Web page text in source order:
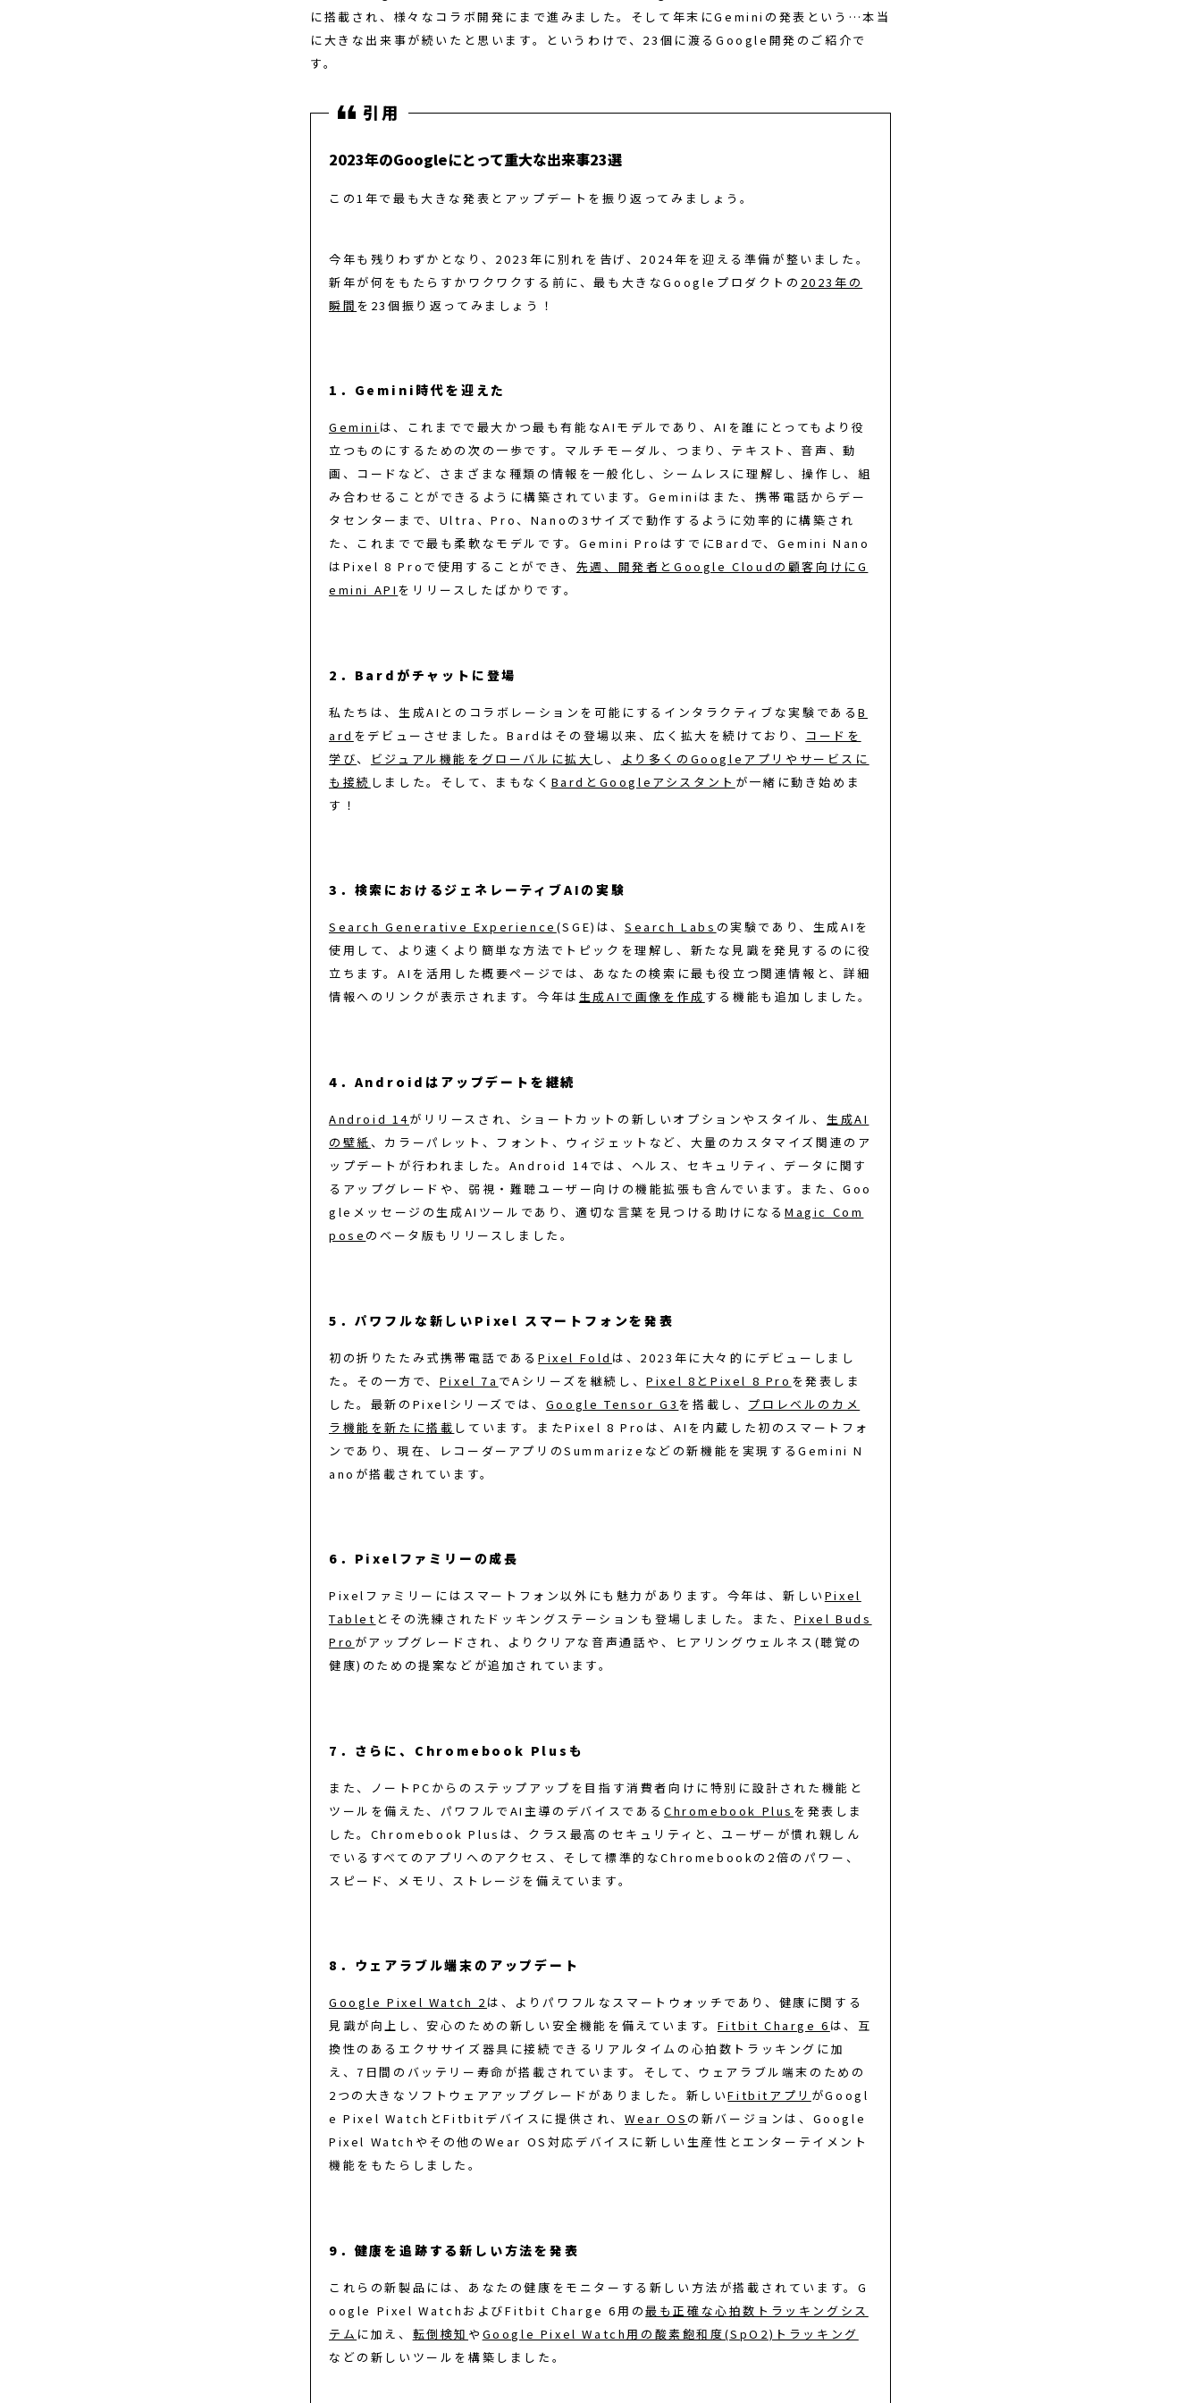
に搭載され、様々なコラボ開発にまで進みました。そして年末にGeminiの発表という…本当
に大きな出来事が続いたと思います。というわけで、23個に渡るGoogle開発のご紹介で
す。
2023年のGoogleにとって重大な出来事23選
この1年で最も大きな発表とアップデートを振り返ってみましょう。
今年も残りわずかとなり、2023年に別れを告げ、2024年を迎える準備が整いました。
新年が何をもたらすかワクワクする前に、最も大きなGoogleプロダクトの 2023年の
瞬間 を23個振り返ってみましょう！
1．Gemini時代を迎えた
Gemini は、これまでで最大かつ最も有能なAIモデルであり、AIを誰にとってもより役
立つものにするための次の一歩です。マルチモーダル、つまり、テキスト、音声、動
画、コードなど、さまざまな種類の情報を一般化し、シームレスに理解し、操作し、組
み合わせることができるように構築されています。Geminiはまた、携帯電話からデー
タセンターまで、Ultra、Pro、Nanoの3サイズで動作するように効率的に構築され
た、これまでで最も柔軟なモデルです。Gemini ProはすでにBardで、Gemini Nano
はPixel 8 Proで使用することができ、 先週、開発者とGoogle Cloudの顧客向けにG
emini API をリリースしたばかりです。
2．Bardがチャットに登場
私たちは、生成AIとのコラボレーションを可能にするインタラクティブな実験であるB
ard をデビューさせました。Bardはその登場以来、広く拡大を続けており、 コードを
学び、 ビジュアル機能をグローバルに拡大 し、
より多くのGoogleアプリやサービスに
も接続 しました。そして、まもなく BardとGoogleアシスタント が一緒に動き始めま
す！
3．検索におけるジェネレーティブAIの実験
Search Generative Experience (SGE)は、Search Labs の実験であり、生成AIを
使用して、より速くより簡単な方法でトピックを理解し、新たな見識を発見するのに役
立ちます。AIを活用した概要ページでは、あなたの検索に最も役立つ関連情報と、詳細
情報へのリンクが表示されます。今年は 生成AIで画像を作成 する機能も追加しました。
4．Androidはアップデートを継続
Android 14がリリースされ、ショートカットの新しいオプションやスタイル、生成AI
の壁紙 、カラーパレット、フォント、ウィジェットなど、大量のカスタマイズ関連のア
ップデートが行われました。Android 14では、ヘルス、セキュリティ、データに関す
るアップグレードや、弱視・難聴ユーザー向けの機能拡張も含んでいます。また、Goo
gleメッセージの生成AIツールであり、適切な言葉を見つける助けになるMagic Com
pose のベータ版もリリースしました。
5．パワフルな新しいPixel スマートフォンを発表
初の折りたたみ式携帯電話であるPixel Fold は、2023年に大々的にデビューしまし
た。その一方で、 Pixel 7a でAシリーズを継続し、Pixel 8とPixel 8 Pro を発表しま
した。最新のPixelシリーズでは、 Google Tensor G3 を搭載し、 プロレベルのカメ
ラ機能を新たに搭載 しています。またPixel 8 Proは、AIを内蔵した初のスマートフォ
ンであり、現在、レコーダーアプリのSummarizeなどの新機能を実現するGemini N
anoが搭載されています。
6．Pixelファミリーの成長
Pixelファミリーにはスマートフォン以外にも魅力があります。今年は、新しい Pixel
Tablet とその洗練されたドッキングステーションも登場しました。また、 Pixel Buds
Pro がアップグレードされ、よりクリアな音声通話や、ヒアリングウェルネス(聴覚の
健康)のための提案などが追加されています。
7．さらに、Chromebook Plusも
また、ノートPCからのステップアップを目指す消費者向けに特別に設計された機能と
ツールを備えた、パワフルでAI主導のデバイスである Chromebook Plus を発表しま
した。Chromebook Plusは、クラス最高のセキュリティと、ユーザーが慣れ親しん
でいるすべてのアプリへのアクセス、そして標準的なChromebookの2倍のパワー、
スピード、メモリ、ストレージを備えています。
8．ウェアラブル端末のアップデート
Google Pixel Watch 2 は、よりパワフルなスマートウォッチであり、健康に関する
見識が向上し、安心のための新しい安全機能を備えています。 Fitbit Charge 6 は、互
換性のあるエクササイズ器具に接続できるリアルタイムの心拍数トラッキングに加
え、7日間のバッテリー寿命が搭載されています。そして、ウェアラブル端末のための
2つの大きなソフトウェアアップグレードがありました。新しいFitbitアプリ がGoogl
e Pixel WatchとFitbitデバイスに提供され、 Wear OS の新バージョンは、Google
Pixel Watchやその他のWear OS対応デバイスに新しい生産性とエンターテイメント
機能をもたらしました。
9．健康を追跡する新しい方法を発表
これらの新製品には、あなたの健康をモニターする新しい方法が搭載されています。G
oogle Pixel WatchおよびFitbit Charge 6用の最も正確な心拍数トラッキングシス
テム に加え、 転倒検知 や Google Pixel Watch用の酸素飽和度(SpO2)トラッキング
などの新しいツールを構築しました。